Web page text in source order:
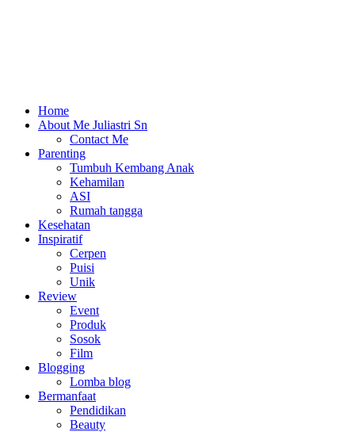
Home
About Me Juliastri Sn
Contact Me
Parenting
Tumbuh Kembang Anak
Kehamilan
ASI
Rumah tangga
Kesehatan
Inspiratif
Cerpen
Puisi
Unik
Review
Event
Produk
Sosok
Film
Blogging
Lomba blog
Bermanfaat
Pendidikan
Beauty